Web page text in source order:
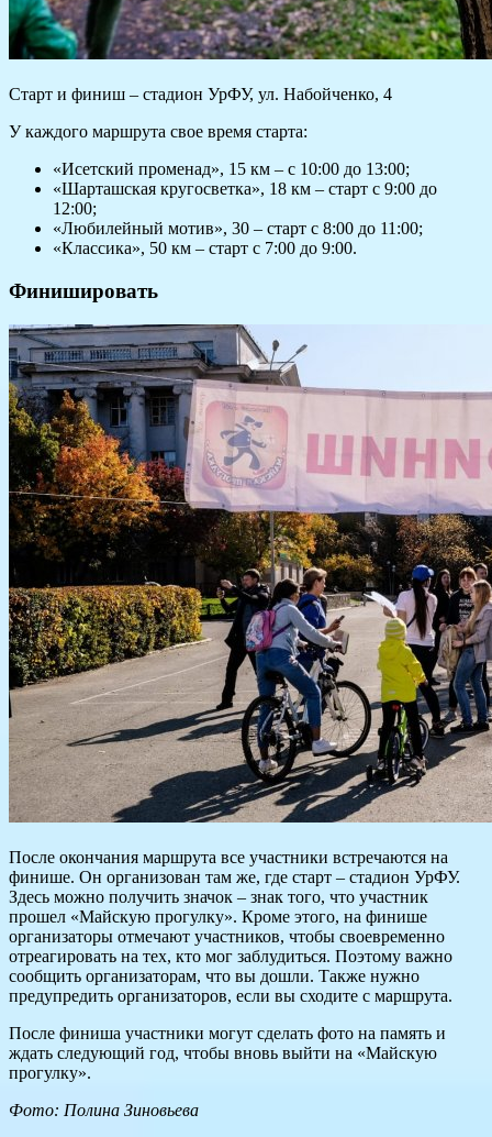
Старт и финиш – стадион УрФУ, ул. Набойченко, 4
У каждого маршрута свое время старта:
«Исетский променад», 15 км – с 10:00 до 13:00;
«Шарташская кругосветка», 18 км – старт с 9:00 до
12:00;
«Любилейный мотив», 30 – старт с 8:00 до 11:00;
«Классика», 50 км – старт с 7:00 до 9:00.
Финишировать
После окончания маршрута все участники встречаются на
финише. Он организован там же, где старт – стадион УрФУ.
Здесь можно получить значок – знак того, что участник
прошел «Майскую прогулку». Кроме этого, на финише
организаторы отмечают участников, чтобы своевременно
отреагировать на тех, кто мог заблудиться. Поэтому важно
сообщить организаторам, что вы дошли. Также нужно
предупредить организаторов, если вы сходите с маршрута.
После финиша участники могут сделать фото на память и
ждать следующий год, чтобы вновь выйти на «Майскую
прогулку».
Фото: Полина Зиновьева